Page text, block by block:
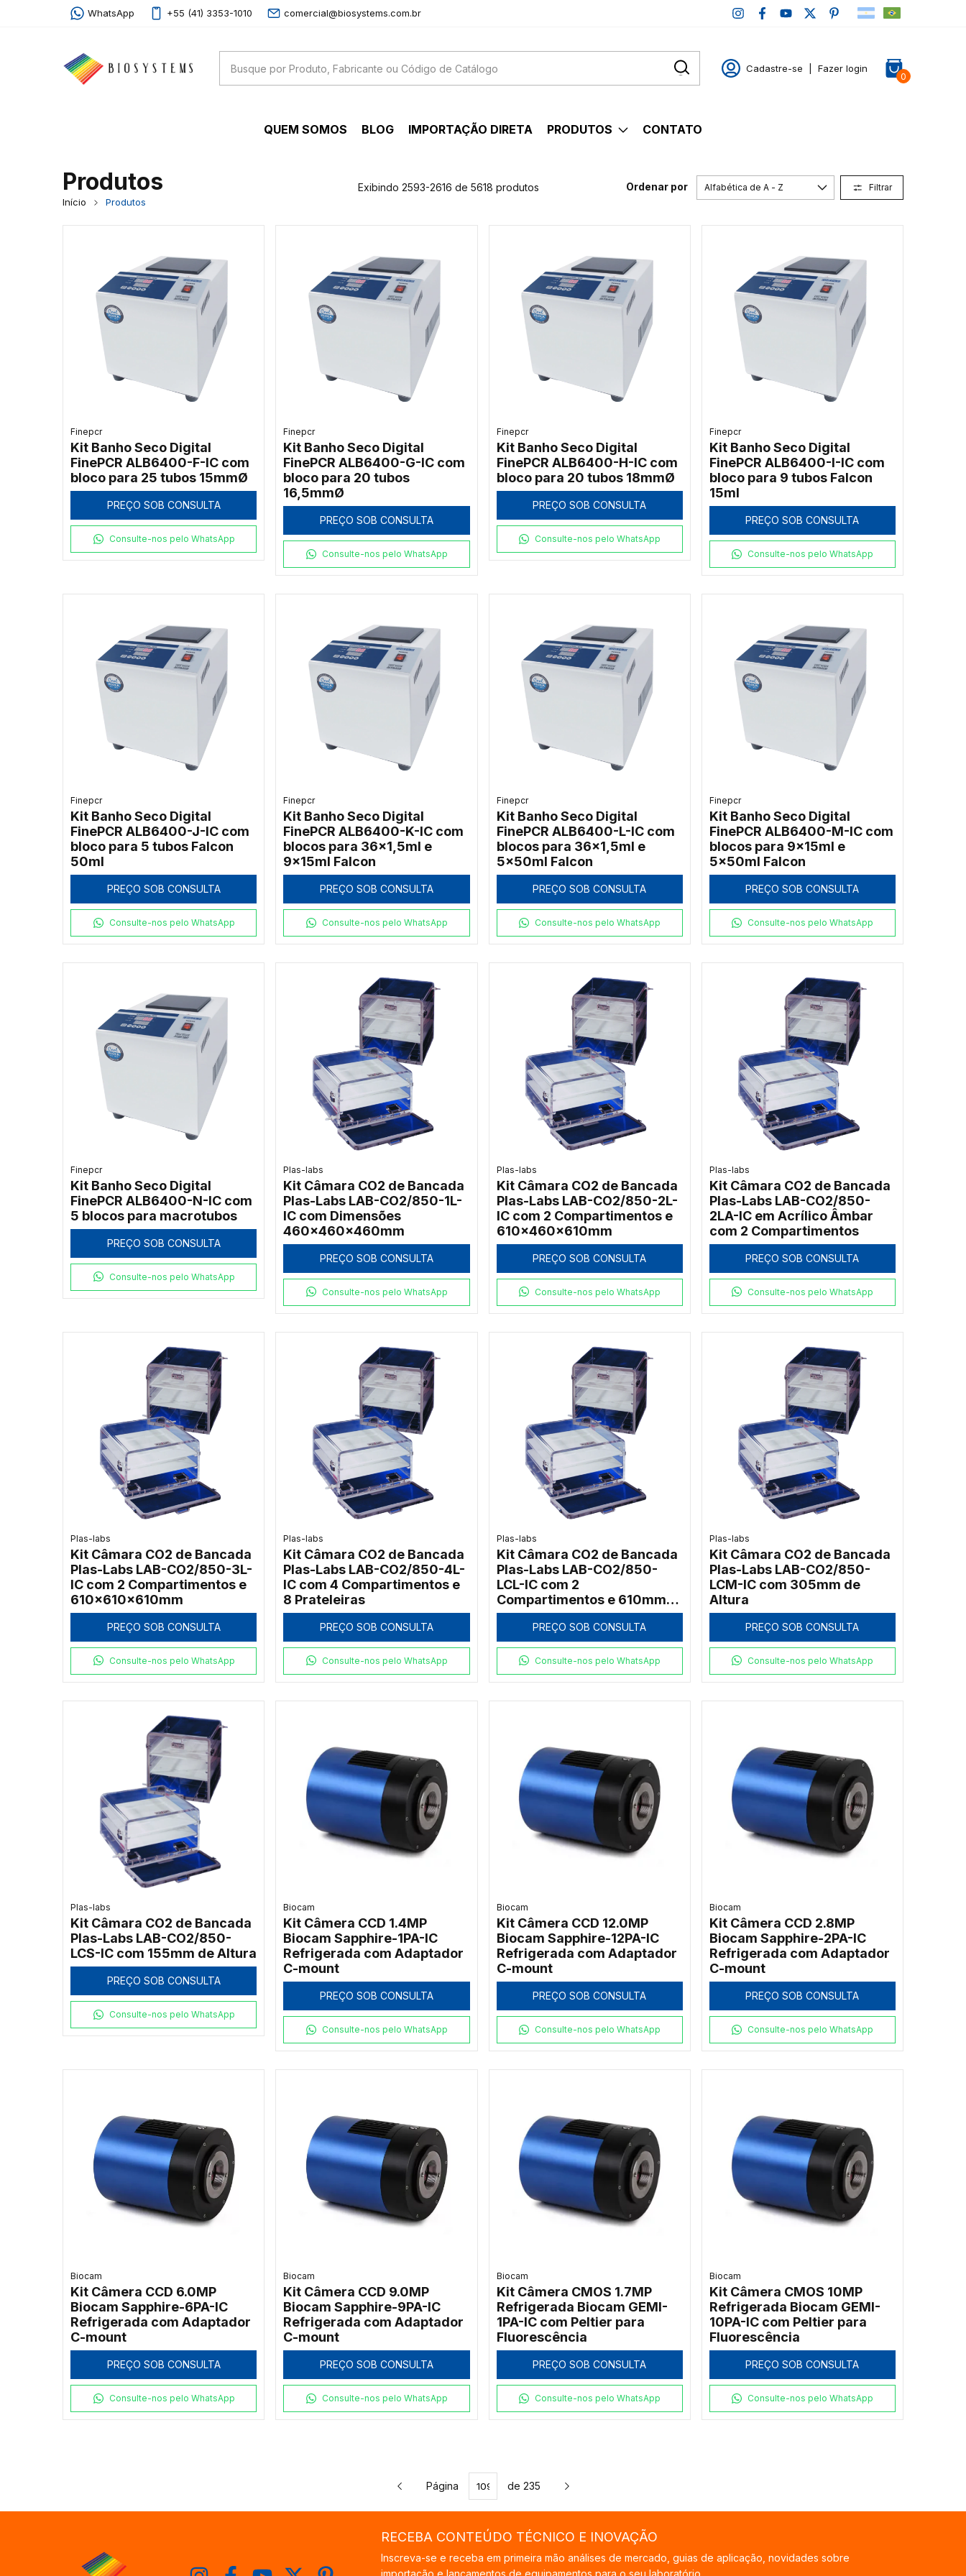
WhatsApp +55 (41) 3353-1010 comercial@biosystems.com.br
Cadastre-se Fazer login
0
QUEM SOMOS BLOG IMPORTAÇÃO DIRETA PRODUTOS CONTATO
Produtos
Início Produtos
Exibindo 2593-2616 de 5618 produtos Ordenar por Filtrar
Finepcr
Kit Banho Seco Digital
FinePCR ALB6400-F-IC com
bloco para 25 tubos 15mmØ
PREÇO SOB CONSULTA
Consulte-nos pelo WhatsApp
Finepcr
Kit Banho Seco Digital
FinePCR ALB6400-G-IC com
bloco para 20 tubos
16,5mmØ
PREÇO SOB CONSULTA
Consulte-nos pelo WhatsApp
Finepcr
Kit Banho Seco Digital
FinePCR ALB6400-H-IC com
bloco para 20 tubos 18mmØ
PREÇO SOB CONSULTA
Consulte-nos pelo WhatsApp
Finepcr
Kit Banho Seco Digital
FinePCR ALB6400-I-IC com
bloco para 9 tubos Falcon
15ml
PREÇO SOB CONSULTA
Consulte-nos pelo WhatsApp
Finepcr
Kit Banho Seco Digital
FinePCR ALB6400-J-IC com
bloco para 5 tubos Falcon
50ml
PREÇO SOB CONSULTA
Consulte-nos pelo WhatsApp
Finepcr
Kit Banho Seco Digital
FinePCR ALB6400-K-IC com
blocos para 36x1,5ml e
9x15ml Falcon
PREÇO SOB CONSULTA
Consulte-nos pelo WhatsApp
Finepcr
Kit Banho Seco Digital
FinePCR ALB6400-L-IC com
blocos para 36x1,5ml e
5x50ml Falcon
PREÇO SOB CONSULTA
Consulte-nos pelo WhatsApp
Finepcr
Kit Banho Seco Digital
FinePCR ALB6400-M-IC com
blocos para 9x15ml e
5x50ml Falcon
PREÇO SOB CONSULTA
Consulte-nos pelo WhatsApp
Finepcr
Kit Banho Seco Digital
FinePCR ALB6400-N-IC com
5 blocos para macrotubos
PREÇO SOB CONSULTA
Consulte-nos pelo WhatsApp
Plas-labs
Kit Câmara CO2 de Bancada
Plas-Labs LAB-CO2/850-1L-
IC com Dimensões
460x460x460mm
PREÇO SOB CONSULTA
Consulte-nos pelo WhatsApp
Plas-labs
Kit Câmara CO2 de Bancada
Plas-Labs LAB-CO2/850-2L-
IC com 2 Compartimentos e
610x460x610mm
PREÇO SOB CONSULTA
Consulte-nos pelo WhatsApp
Plas-labs
Kit Câmara CO2 de Bancada
Plas-Labs LAB-CO2/850-
2LA-IC em Acrílico Âmbar
com 2 Compartimentos
PREÇO SOB CONSULTA
Consulte-nos pelo WhatsApp
Plas-labs
Kit Câmara CO2 de Bancada
Plas-Labs LAB-CO2/850-3L-
IC com 2 Compartimentos e
610x610x610mm
PREÇO SOB CONSULTA
Consulte-nos pelo WhatsApp
Plas-labs
Kit Câmara CO2 de Bancada
Plas-Labs LAB-CO2/850-4L-
IC com 4 Compartimentos e
8 Prateleiras
PREÇO SOB CONSULTA
Consulte-nos pelo WhatsApp
Plas-labs
Kit Câmara CO2 de Bancada
Plas-Labs LAB-CO2/850-
LCL-IC com 2
Compartimentos e 610mm
de Altura
PREÇO SOB CONSULTA
Consulte-nos pelo WhatsApp
Plas-labs
Kit Câmara CO2 de Bancada
Plas-Labs LAB-CO2/850-
LCM-IC com 305mm de
Altura
PREÇO SOB CONSULTA
Consulte-nos pelo WhatsApp
Plas-labs
Kit Câmara CO2 de Bancada
Plas-Labs LAB-CO2/850-
LCS-IC com 155mm de Altura
PREÇO SOB CONSULTA
Consulte-nos pelo WhatsApp
Biocam
Kit Câmera CCD 1.4MP
Biocam Sapphire-1PA-IC
Refrigerada com Adaptador
C-mount
PREÇO SOB CONSULTA
Consulte-nos pelo WhatsApp
Biocam
Kit Câmera CCD 12.0MP
Biocam Sapphire-12PA-IC
Refrigerada com Adaptador
C-mount
PREÇO SOB CONSULTA
Consulte-nos pelo WhatsApp
Biocam
Kit Câmera CCD 2.8MP
Biocam Sapphire-2PA-IC
Refrigerada com Adaptador
C-mount
PREÇO SOB CONSULTA
Consulte-nos pelo WhatsApp
Biocam
Kit Câmera CCD 6.0MP
Biocam Sapphire-6PA-IC
Refrigerada com Adaptador
C-mount
PREÇO SOB CONSULTA
Consulte-nos pelo WhatsApp
Biocam
Kit Câmera CCD 9.0MP
Biocam Sapphire-9PA-IC
Refrigerada com Adaptador
C-mount
PREÇO SOB CONSULTA
Consulte-nos pelo WhatsApp
Biocam
Kit Câmera CMOS 1.7MP
Refrigerada Biocam GEMI-
1PA-IC com Peltier para
Fluorescência
PREÇO SOB CONSULTA
Consulte-nos pelo WhatsApp
Biocam
Kit Câmera CMOS 10MP
Refrigerada Biocam GEMI-
10PA-IC com Peltier para
Fluorescência
PREÇO SOB CONSULTA
Consulte-nos pelo WhatsApp
Página de 235
RECEBA CONTEÚDO TÉCNICO E INOVAÇÃO
Inscreva-se e receba em primeira mão análises de mercado, guias de aplicação, novidades sobre